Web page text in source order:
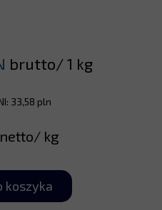
koszyka
brutto/ 1 kg
netto/ kg
33,58 pln